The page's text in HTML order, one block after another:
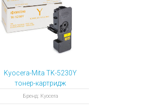
Kyocera-Mita TK-5230Y
тонер-картридж
желтый
Бренд: Kyocera